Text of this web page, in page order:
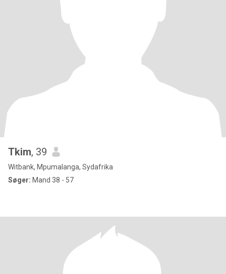
Tkim, 39
Witbank, Mpumalanga, Sydafrika
Søger: Mand 38 - 57